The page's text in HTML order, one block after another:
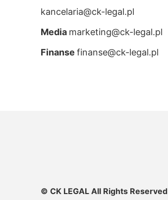
kancelaria@ck-legal.pl
Media marketing@ck-legal.pl
Finanse finanse@ck-legal.pl
© CK LEGAL All Rights Reserved